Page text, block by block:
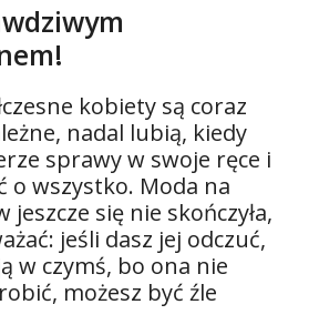
kobiety są coraz
nadal lubią, kiedy
sprawy w swoje ręce i
o wszystko. Moda na
się nie skończyła,
jeśli dasz jej odczuć,
w czymś, bo ona nie
możesz być źle